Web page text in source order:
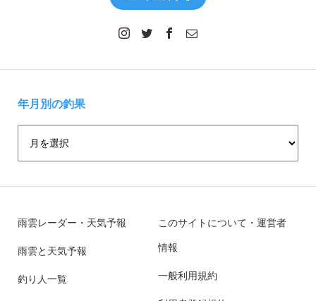
年月別の釣果
雨雲レーダー・天気予報
雨雲と天気予報
釣り人一覧
このサイトについて・運営者
情報
一般利用規約